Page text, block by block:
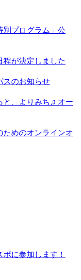
別プログラム」公
程が決定しました
スのお知らせ
と、よりみち♫ オー
ためのオンラインオ
に参加します！